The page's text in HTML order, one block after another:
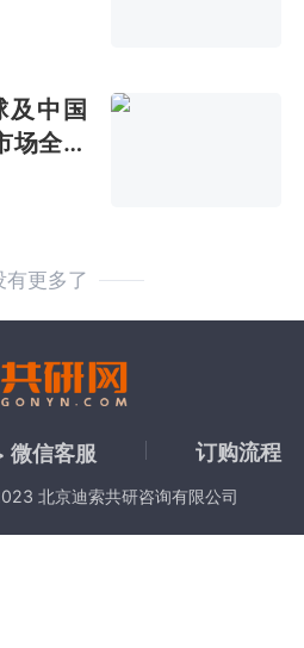
53亿
中国
场全景
告
有更多了
微信客服 订购流程
北京迪索共研咨询有限公司